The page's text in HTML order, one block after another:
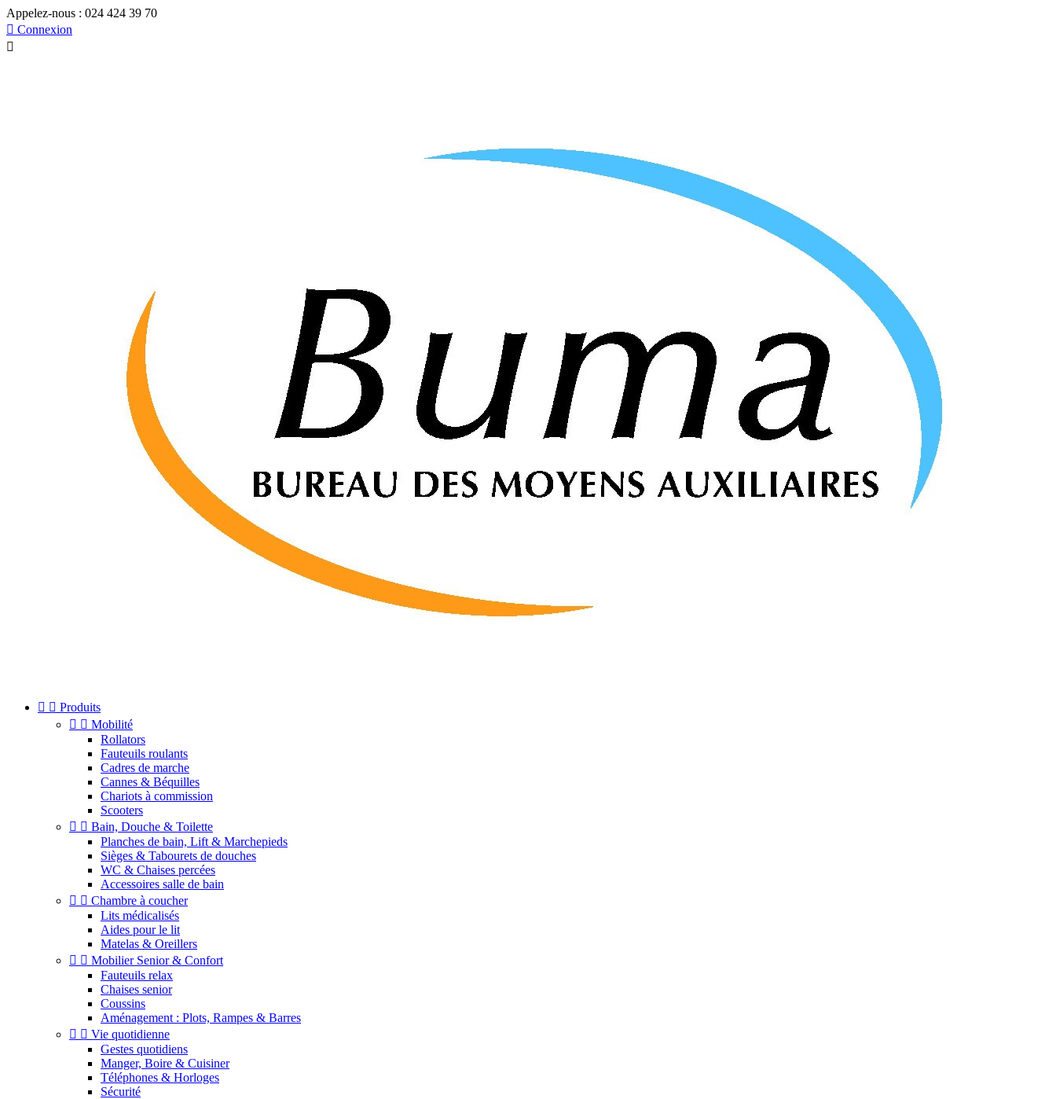
Appelez-nous : 024 424 39 70
 Connexion

  Produits
  Mobilité
Rollators
Fauteuils roulants
Cadres de marche
Cannes & Béquilles
Chariots à commission
Scooters
  Bain, Douche & Toilette
Planches de bain, Lift & Marchepieds
Sièges & Tabourets de douches
WC & Chaises percées
Accessoires salle de bain
  Chambre à coucher
Lits médicalisés
Aides pour le lit
Matelas & Oreillers
  Mobilier Senior & Confort
Fauteuils relax
Chaises senior
Coussins
Aménagement : Plots, Rampes & Barres
  Vie quotidienne
Gestes quotidiens
Manger, Boire & Cuisiner
Téléphones & Horloges
Sécurité